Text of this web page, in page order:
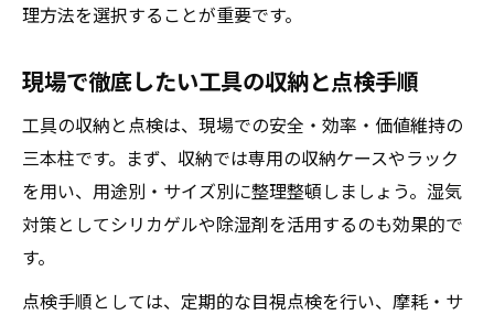
理方法を選択することが重要です。
現場で徹底したい工具の収納と点検手順
工具の収納と点検は、現場での安全・効率・価値維持の
三本柱です。まず、収納では専用の収納ケースやラック
を用い、用途別・サイズ別に整理整頓しましょう。湿気
対策としてシリカゲルや除湿剤を活用するのも効果的で
す。
点検手順としては、定期的な目視点検を行い、摩耗・サ